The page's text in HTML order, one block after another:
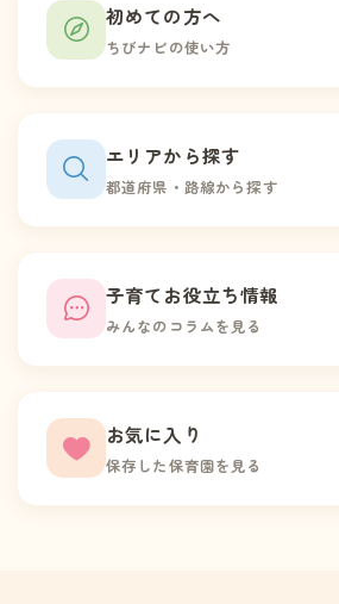
初めての方へ
ちびナビの使い方
エリアから探す
都道府県・路線から探す
子育てお役立ち情報
みんなのコラムを見る
お気に入り
保存した保育園を見る